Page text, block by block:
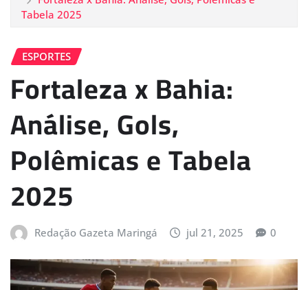
Tabela 2025
ESPORTES
Fortaleza x Bahia:
Análise, Gols,
Polêmicas e Tabela
2025
Redação Gazeta Maringá jul 21, 2025 0